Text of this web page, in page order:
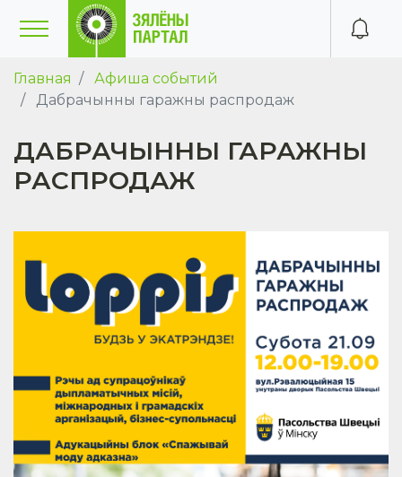
Главная
Афиша событий
Дабрачынны гаражны распродаж
ДАБРАЧЫННЫ ГАРАЖНЫ
РАСПРОДАЖ